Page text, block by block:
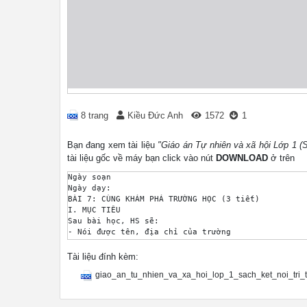
8 trang Kiều Đức Anh 1572 1
Bạn đang xem tài liệu "Giáo án Tự nhiên và xã hội Lớp 1
tài liệu gốc về máy bạn click vào nút DOWNLOAD ở trên
Ngày soạn
Ngày dạy:
BÀI 7: CÙNG KHÁM PHÁ TRƯỜNG HỌC (3 tiết)
I. MỤC TIÊU
Sau bài học, HS sẽ:
- Nói được tên, địa chỉ của trường
- Xác định vị trí các phòng chức năng, một số khu
- Kể được một số thành viên trong trường và nói
- Kể được một số hoạt động chính ở trường, tích
II. CHUẨN BỊ
Tài liệu đính kèm: